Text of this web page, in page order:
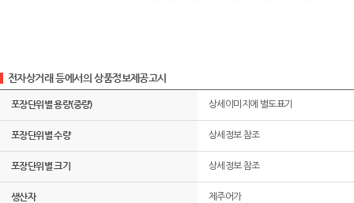
전자상거래 등에서의 상품정보제공고시
포장단위별 용량(중량) 상세이미지에 별도표기
포장단위별 수량 상세정보 참조
포장단위별 크기 상세정보 참조
생산자 제주어가